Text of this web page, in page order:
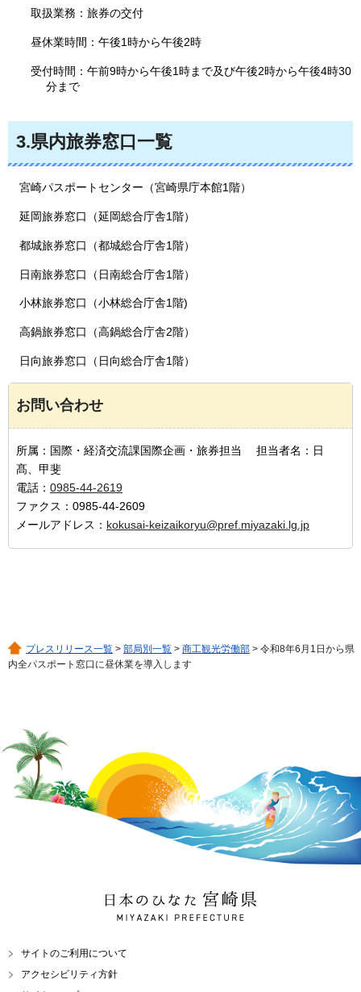
取扱業務：旅券の交付
昼休業時間：午後1時から午後2時
受付時間：午前9時から午後1時まで及び午後2時から午後4時30
分まで
3.県内旅券窓口一覧
宮崎パスポートセンター（宮崎県庁本館1階）
延岡旅券窓口（延岡総合庁舎1階）
都城旅券窓口（都城総合庁舎1階）
日南旅券窓口（日南総合庁舎1階）
小林旅券窓口（小林総合庁舎1階)
高鍋旅券窓口（高鍋総合庁舎2階）
日向旅券窓口（日向総合庁舎1階）
お問い合わせ
所属：国際・経済交流課国際企画・旅券担当 担当者名：日
髙、甲斐
電話： 0985-44-2619
ファクス：0985-44-2609
メールアドレス： kokusai-keizaikoryu@pref.miyazaki.lg.jp
プレスリリース一覧 > 部局別一覧 > 商工観光労働部 > 令和8年6月1日から県
内全パスポート窓口に昼休業を導入します
日本のひなた 宮崎県
MIYAZAKI PREFECTURE
サイトのご利用について
アクセシビリティ方針